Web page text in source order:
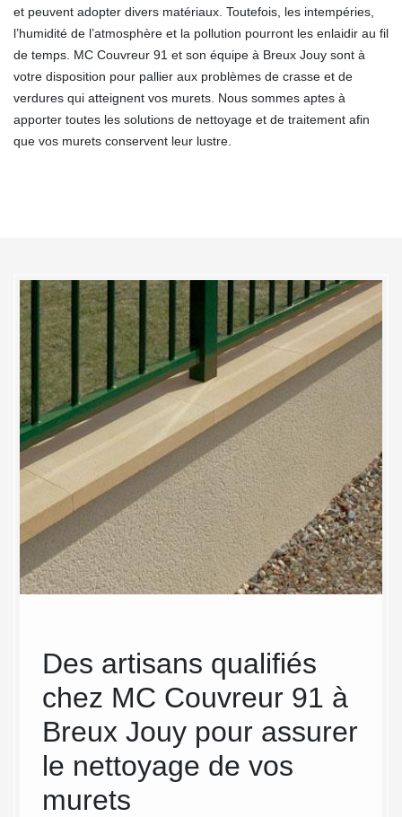
et peuvent adopter divers matériaux. Toutefois, les intempéries,
l’humidité de l’atmosphère et la pollution pourront les enlaidir au fil
de temps. MC Couvreur 91 et son équipe à Breux Jouy sont à
votre disposition pour pallier aux problèmes de crasse et de
verdures qui atteignent vos murets. Nous sommes aptes à
apporter toutes les solutions de nettoyage et de traitement afin
que vos murets conservent leur lustre.
Des artisans qualifiés
chez MC Couvreur 91 à
Breux Jouy pour assurer
le nettoyage de vos
murets